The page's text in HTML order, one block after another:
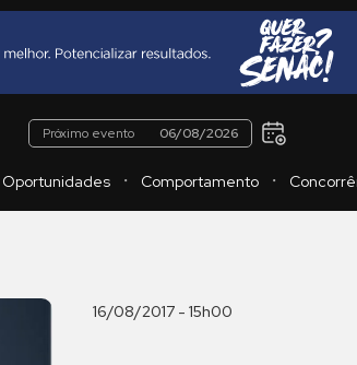
Próximo evento 06/08/2026
Oportunidades ・ Comportamento ・
16/08/2017 - 15h00